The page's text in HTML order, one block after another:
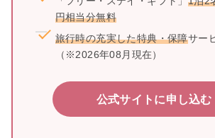
円相当分無料
旅行時の充実した特典・保障サー
（※2026年08月現在）
公式サイトに申し込む